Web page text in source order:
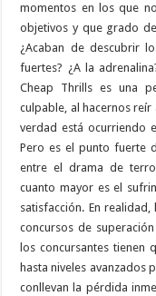
momentos en los que
objetivos y que grado
¿Acaban de descubrir
fuertes? ¿A la
Cheap Thrills es una
culpable, al hacernos
verdad está ocurriendo
Pero es el punto fuerte
entre el drama de
cuanto mayor es el
satisfacción. En
concursos de
los concursantes
hasta niveles avanzados
conllevan la pérdida